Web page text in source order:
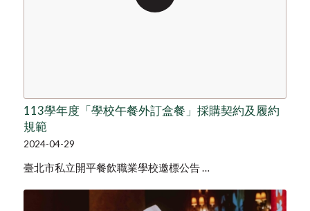
113學年度「學校午餐外訂盒餐」採購契約及履約
規範
2024-04-29
臺北市私立開平餐飲職業學校邀標公告 …